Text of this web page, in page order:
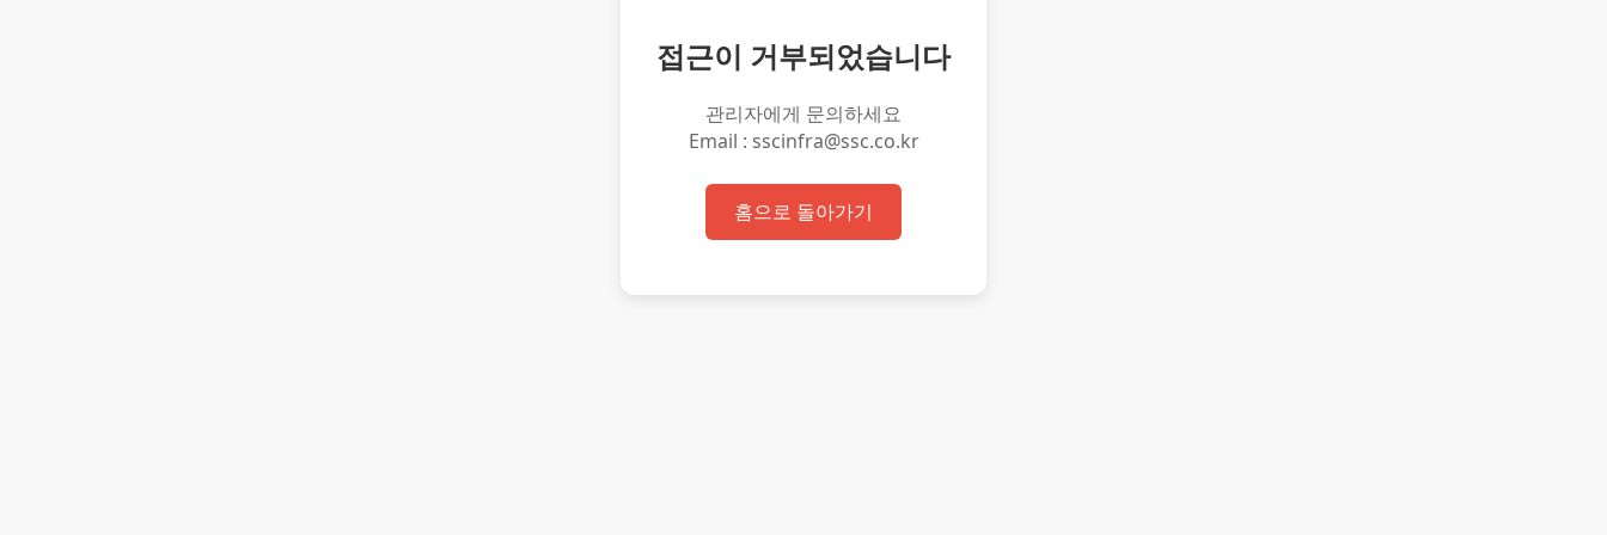
접근이 거부되었습니다
관리자에게 문의하세요
Email : sscinfra@ssc.co.kr
홈으로 돌아가기